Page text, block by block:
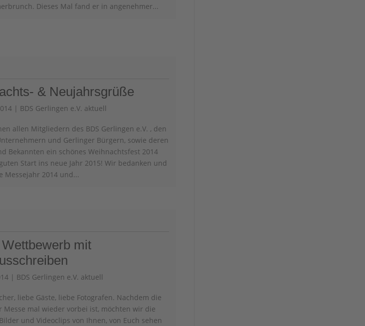
Dieses Mal fand er in angenehmer...
& Neujahrsgrüße
| BDS Gerlingen e.V. aktuell
allen Mitgliedern des BDS Gerlingen e.V. , den
und Gerlinger Bürgern, sowie deren
Bekannten ein schönes Weihnachtsfest 2014
Start ins neue Jahr 2015! Wir bedanken und
Messejahr 2014 und...
mit
| BDS Gerlingen e.V. aktuell
liebe Gäste, liebe Fotografen. Nachdem die
Messe mal wieder vorbei ist, möchten wir die
und Videoclips von Ihnen, von Euch sehen